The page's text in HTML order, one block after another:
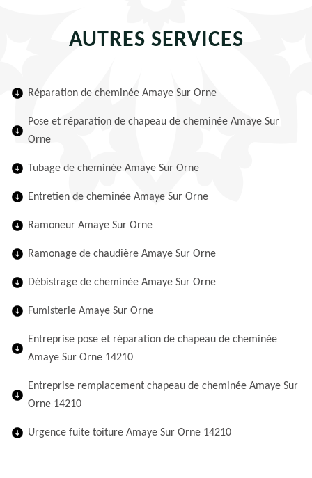
AUTRES SERVICES
Réparation de cheminée Amaye Sur Orne
Pose et réparation de chapeau de cheminée Amaye Sur
Orne
Tubage de cheminée Amaye Sur Orne
Entretien de cheminée Amaye Sur Orne
Ramoneur Amaye Sur Orne
Ramonage de chaudière Amaye Sur Orne
Débistrage de cheminée Amaye Sur Orne
Fumisterie Amaye Sur Orne
Entreprise pose et réparation de chapeau de cheminée
Amaye Sur Orne 14210
Entreprise remplacement chapeau de cheminée Amaye Sur
Orne 14210
Urgence fuite toiture Amaye Sur Orne 14210